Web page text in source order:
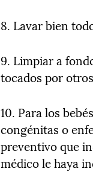
8. Lavar bien
9. Limpiar a
tocados por
10. Para los
congénitas o
preventivo que
médico le haya